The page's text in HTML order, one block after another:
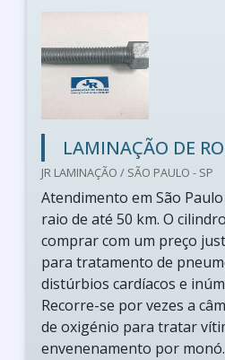
LAMINAÇÃO DE
JR LAMINAÇÃO / SÃO PAULO - SP
Atendimento em São
raio de até 50 km. O
comprar com um preço
para tratamento de
distúrbios cardíacos e
Recorre-se por vezes a
de oxigénio para tratar
envenenamento por